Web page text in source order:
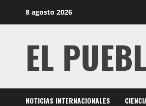
8 agosto 2026
EL
NOTICIAS INTERNACIONALES